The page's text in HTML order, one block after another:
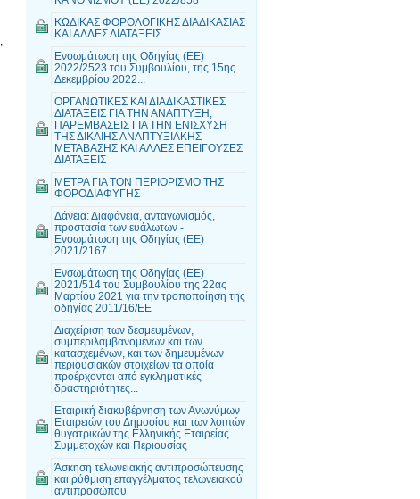
ΚΩΔΙΚΑΣ ΦΟΡΟΛΟΓΙΚΗΣ ΔΙΑΔΙΚΑΣΙΑΣ
ΚΑΙ ΑΛΛΕΣ ΔΙΑΤΑΞΕΙΣ
Ενσωμάτωση της Οδηγίας (ΕΕ)
2022/2523 του Συμβουλίου, της 15ης
Δεκεμβρίου 2022...
ΟΡΓΑΝΩΤΙΚΕΣ ΚΑΙ ΔΙΑΔΙΚΑΣΤΙΚΕΣ
ΔΙΑΤΑΞΕΙΣ ΓΙΑ ΤΗΝ ΑΝΑΠΤΥΞΗ,
ΠΑΡΕΜΒΑΣΕΙΣ ΓΙΑ ΤΗΝ ΕΝΙΣΧΥΣΗ
ΤΗΣ ΔΙΚΑΙΗΣ ΑΝΑΠΤΥΞΙΑΚΗΣ
ΜΕΤΑΒΑΣΗΣ ΚΑΙ ΑΛΛΕΣ ΕΠΕΙΓΟΥΣΕΣ
ΔΙΑΤΑΞΕΙΣ
ΜΕΤΡΑ ΓΙΑ ΤΟΝ ΠΕΡΙΟΡΙΣΜΟ ΤΗΣ
ΦΟΡΟΔΙΑΦΥΓΗΣ
Δάνεια: Διαφάνεια, ανταγωνισμός,
προστασία των ευάλωτων -
Ενσωμάτωση της Οδηγίας (ΕΕ)
2021/2167
Ενσωμάτωση της Οδηγίας (ΕΕ)
2021/514 του Συμβουλίου της 22ας
Μαρτίου 2021 για την τροποποίηση της
οδηγίας 2011/16/ΕΕ
Διαχείριση των δεσμευμένων,
συμπεριλαμβανομένων και των
κατασχεμένων, και των δημευμένων
περιουσιακών στοιχείων τα οποία
προέρχονται από εγκληματικές
δραστηριότητες...
Εταιρική διακυβέρνηση των Ανωνύμων
Εταιρειών του Δημοσίου και των λοιπών
θυγατρικών της Ελληνικής Εταιρείας
Συμμετοχών και Περιουσίας
Άσκηση τελωνειακής αντιπροσώπευσης
και ρύθμιση επαγγέλματος τελωνειακού
αντιπροσώπου